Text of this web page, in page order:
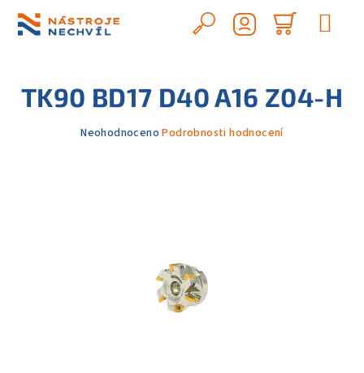
obsah
Hledat
košík
TK90 BD17 D40 A16 Z04-H
Průměrné
Neohodnoceno Podrobnosti hodnocení